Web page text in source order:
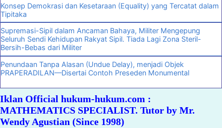
Konsep Demokrasi dan Kesetaraan (Equality) yang Tercatat dalam
Tipitaka
Supremasi-Sipil dalam Ancaman Bahaya, Militer Mengepung
Seluruh Sendi Kehidupan Rakyat Sipil. Tiada Lagi Zona Steril-
Bersih-Bebas dari Militer
Penundaan Tanpa Alasan (Undue Delay), menjadi Objek
PRAPERADILAN—Disertai Contoh Preseden Monumental
Iklan Official hukum-hukum.com :
MATHEMATICS SPECIALIST. Tutor by Mr.
Wendy Agustian (Since 1998)